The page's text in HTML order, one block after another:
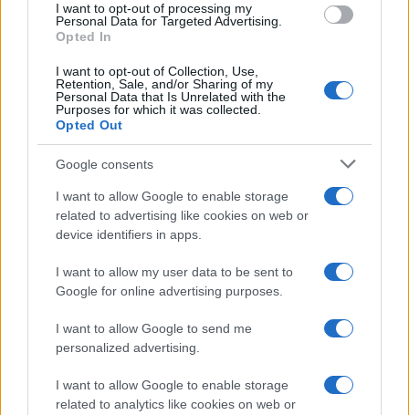
consent section.
I want to opt-out of processing my
Personal Data for Targeted Advertising.
Opted In
I want to opt-out of Collection, Use,
Retention, Sale, and/or Sharing of my
Personal Data that Is Unrelated with the
Purposes for which it was collected.
Opted Out
Google consents
I want to allow Google to enable storage
related to advertising like cookies on web or
device identifiers in apps.
I want to allow my user data to be sent to
Google for online advertising purposes.
I want to allow Google to send me
personalized advertising.
I want to allow Google to enable storage
related to analytics like cookies on web or